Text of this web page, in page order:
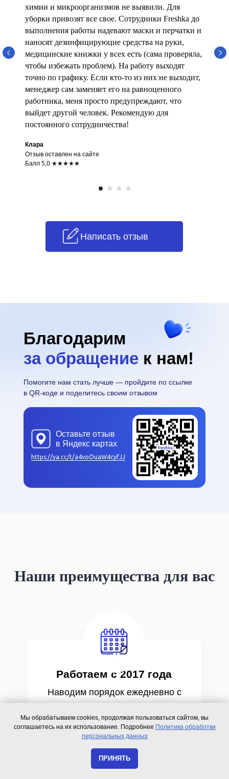
химии и микроорганизмов не выявили. Для
уборки привозят все свое. Сотрудники Freshka до
выполнения работы надевают маски и перчатки и
наносят дезинфицируюцие средства на руки,
медицинские книжки у всех есть (сама проверяла,
чтобы избежать проблем). На работу выходят
точно по графику. Если кто-то из них не выходит,
менеджер сам заменяет его на равноценного
работника, меня просто предупреждают, что
выйдет другой человек. Рекомендую для
постоянного сотрудничества!
Клара
Отзыв оставлен на сайте
Балл 5,0 ★★★★★
Написать отзыв
Благодарим
за обращение к нам!
Помогите нам стать лучше — пройдите по ссылке
в QR-коде и поделитесь своим отзывом
Оставьте отзыв
в Яндекс картах
https://ya.cc/t/a4voOuaW4cyfJJ
Наши преимущества для вас
Наводим порядок ежедневно с
Работаем с 2017 года
Мы обрабатываем cookies, продолжая пользоваться сайтом, вы
соглашаетесь на их использование. Подробнее Политика обработки
персональных данных
ПРИНЯТЬ